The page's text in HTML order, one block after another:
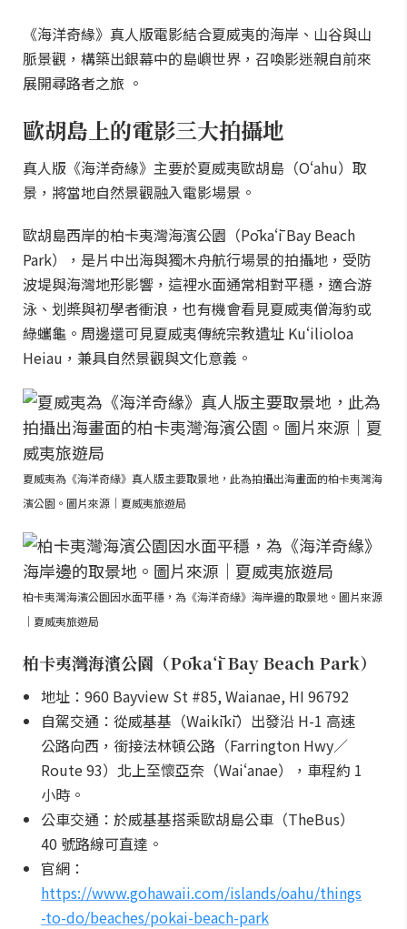
《海洋奇緣》真人版電影結合夏威夷的海岸、山谷與山
脈景觀，構築出銀幕中的島嶼世界，召喚影迷親自前來
展開尋路者之旅 。
歐胡島上的電影三大拍攝地
真人版《海洋奇緣》主要於夏威夷歐胡島（Oʻahu）取
景，將當地自然景觀融入電影場景。
歐胡島西岸的柏卡夷灣海濱公園（Pōkaʻī Bay Beach
Park），是片中出海與獨木舟航行場景的拍攝地，受防
波堤與海灣地形影響，這裡水面通常相對平穩，適合游
泳、划槳與初學者衝浪，也有機會看見夏威夷僧海豹或
綠蠵龜。周邊還可見夏威夷傳統宗教遺址 Kuʻilioloa
Heiau，兼具自然景觀與文化意義。
夏威夷為《海洋奇緣》真人版主要取景地，此為拍攝出海畫面的柏卡夷灣海
濱公園。圖片來源｜夏威夷旅遊局
柏卡夷灣海濱公園因水面平穩，為《海洋奇緣》海岸邊的取景地。圖片來源
｜夏威夷旅遊局
柏卡夷灣海濱公園（Pōkaʻī Bay Beach Park）
地址：960 Bayview St #85, Waianae, HI 96792
自駕交通：從威基基（Waikīkī）出發沿 H-1 高速
公路向西，銜接法林頓公路（Farrington Hwy／
Route 93）北上至懷亞奈（Waiʻanae），車程約 1
小時。
公車交通：於威基基搭乘歐胡島公車（TheBus）
40 號路線可直達。
官網：
https://www.gohawaii.com/islands/oahu/things
-to-do/beaches/pokai-beach-park